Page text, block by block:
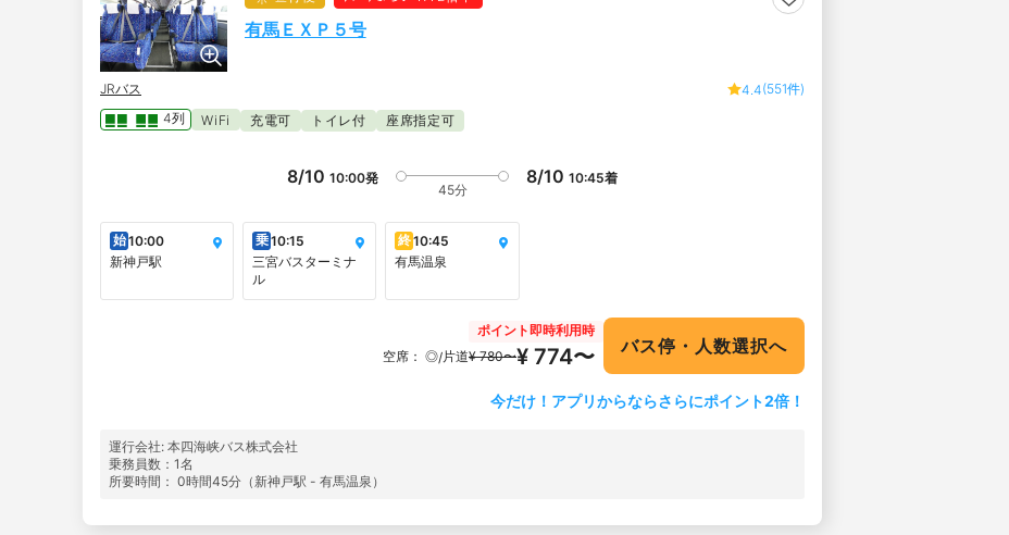
有馬ＥＸＰ５号
JRバス 4.4(551件)
4列
WiFi 充電可 トイレ付 座席指定可
8/10 10:00発
45分
8/10 10:45着
始10:00
新神戸駅
乗10:15
三宮バスターミナ
ル
終10:45
有馬温泉
ポイント即時利用時
空席： ◎/片道¥ 780〜¥ 774〜 バス停・人数選択へ
今だけ！アプリからならさらにポイント2倍！
運行会社: 本四海峡バス株式会社
乗務員数：1名
所要時間： 0時間45分（新神戸駅 - 有馬温泉）